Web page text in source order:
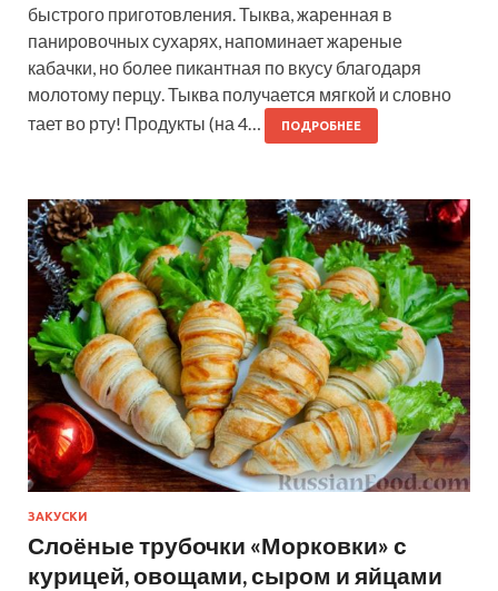
быстрого приготовления. Тыква, жаренная в
панировочных сухарях, напоминает жареные
кабачки, но более пикантная по вкусу благодаря
молотому перцу. Тыква получается мягкой и словно
тает во рту! Продукты (на 4…
ПОДРОБНЕЕ
ЗАКУСКИ
Слоёные трубочки «Морковки» с
курицей, овощами, сыром и яйцами